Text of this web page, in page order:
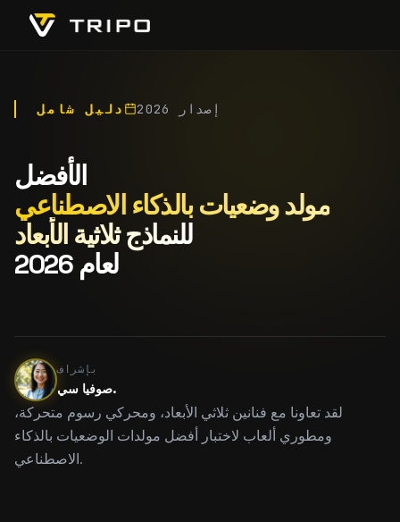
دليل شامل إصدار 2026
الأفضل
مولد وضعيات بالذكاء الاصطناعي
للنماذج ثلاثية الأبعاد
لعام 2026
بإشراف
صوفيا سي.
لقد تعاونا مع فنانين ثلاثي الأبعاد، ومحركي رسوم متحركة،
ومطوري ألعاب لاختبار أفضل مولدات الوضعيات بالذكاء
الاصطناعي.